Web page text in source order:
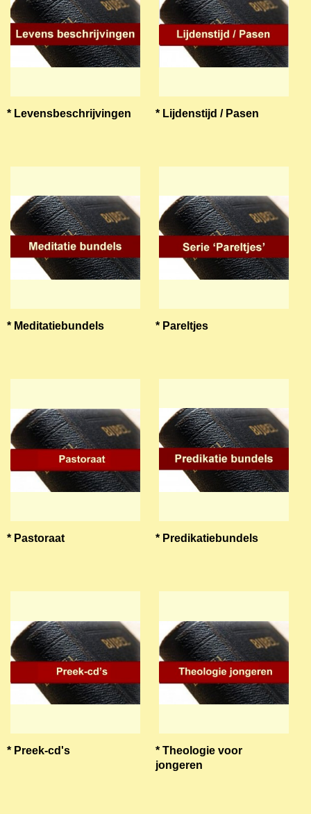
* Levensbeschrijvingen * Lijdenstijd / Pasen
* Meditatiebundels * Pareltjes
* Pastoraat * Predikatiebundels
* Preek-cd's
* Theologie voor
jongeren